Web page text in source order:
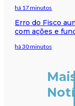
há 17 minutos
Erro do Fisco
com ações e
há 30 minutos
Mais